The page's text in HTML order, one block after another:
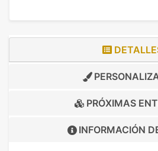
PRÓXIMAS
INFORMACIÓN